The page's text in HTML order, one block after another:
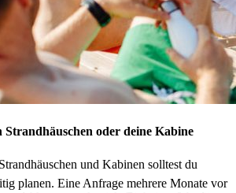
Strandhäuschen oder deine Kabine
und Kabinen solltest du
planen. Eine Anfrage mehrere Monate vor